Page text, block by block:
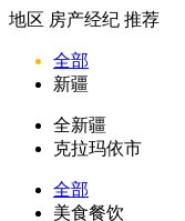
地区 房产经纪 推荐
全部
新疆
全新疆
克拉玛依市
全部
美食餐饮